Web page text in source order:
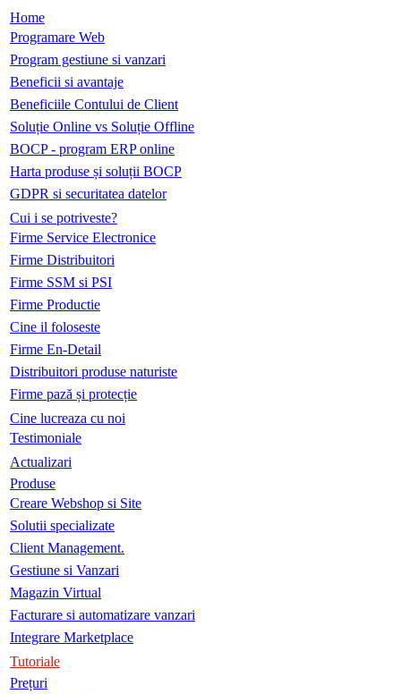
Home
Programare Web
Program gestiune si vanzari
Beneficii si avantaje
Beneficiile Contului de Client
Soluție Online vs Soluție Offline
BOCP - program ERP online
Harta produse și soluții BOCP
GDPR si securitatea datelor
Cui i se potriveste?
Firme Service Electronice
Firme Distribuitori
Firme SSM si PSI
Firme Productie
Cine il foloseste
Firme En-Detail
Distribuitori produse naturiste
Firme pază și protecție
Cine lucreaza cu noi
Testimoniale
Actualizari
Produse
Creare Webshop si Site
Solutii specializate
Client Management.
Gestiune si Vanzari
Magazin Virtual
Facturare si automatizare vanzari
Integrare Marketplace
Tutoriale
Prețuri